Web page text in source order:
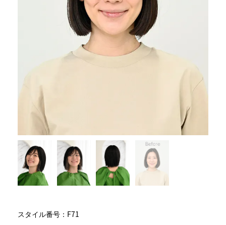
スタイル番号：F71